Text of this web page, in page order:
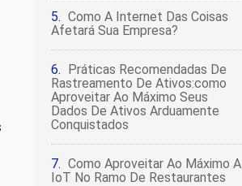
Como A Internet Das Coisas
Afetará Sua Empresa?
Práticas Recomendadas De
Rastreamento De Ativos:como
Aproveitar Ao Máximo Seus
Dados De Ativos Arduamente
Conquistados
Como Aproveitar Ao Máximo A
IoT No Ramo De Restaurantes